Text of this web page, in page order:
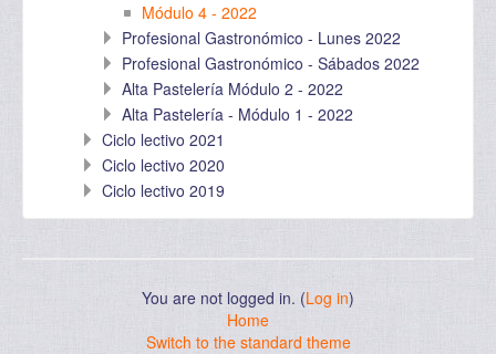
Módulo 4 - 2022
Profesional Gastronómico - Lunes 2022
Profesional Gastronómico - Sábados 2022
Alta Pastelería Módulo 2 - 2022
Alta Pastelería - Módulo 1 - 2022
Ciclo lectivo 2021
Ciclo lectivo 2020
Ciclo lectivo 2019
You are not logged in. (Log in)
Home
Switch to the standard theme